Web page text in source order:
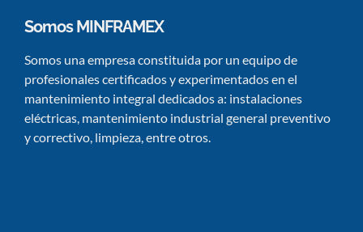
Somos MINFRAMEX
Somos una empresa constituida por un equipo de
profesionales certificados y experimentados en el
mantenimiento integral dedicados a: instalaciones
eléctricas, mantenimiento industrial general preventivo
y correctivo, limpieza, entre otros.